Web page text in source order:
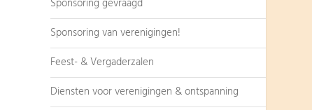
Sponsoring gevraagd
Sponsoring van verenigingen!
Feest- & Vergaderzalen
Diensten voor verenigingen & ontspanning